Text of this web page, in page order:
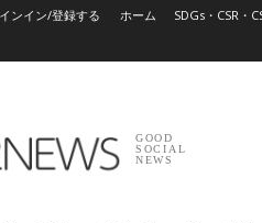
ンイン/登録する ホーム SDGs・CSR・
GOOD
SOCIAL
NEWS